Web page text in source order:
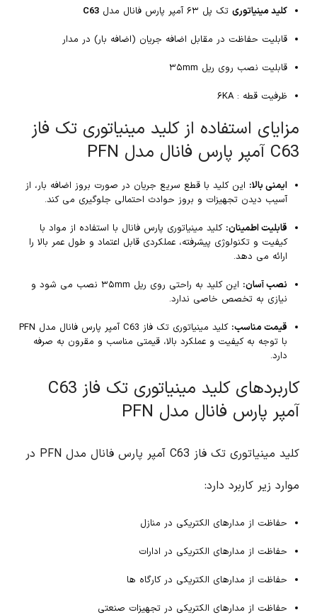
کلید مینیاتوری تک پل ۶۳ آمپر پارس فانال مدل
C63
قابلیت حفاظت در مقابل اضافه جریان (اضافه بار) در مدار
قابلیت نصب روی ریل ۳۵mm
ظرفیت قطه : ۶KA
مزایای استفاده از کلید مینیاتوری تک فاز
C63 آمپر پارس فانال مدل PFN
ایمنی بالا: این کلید با قطع سریع جریان در صورت بروز اضافه بار، از
آسیب دیدن تجهیزات و بروز حوادث احتمالی جلوگیری می کند.
قابلیت اطمینان: کلید مینیاتوری پارس فانال با استفاده از مواد با
کیفیت و تکنولوژی پیشرفته، عملکردی قابل اعتماد و طول عمر بالا را
ارائه می دهد.
نصب آسان:
این کلید به راحتی روی ریل ۳۵mm نصب می شود و
نیازی به تخصص خاصی ندارد.
قیمت مناسب:
کلید مینیاتوری تک فاز C63 آمپر پارس فانال مدل PFN
با توجه به کیفیت و عملکرد بالا، قیمتی مناسب و مقرون به صرفه
دارد.
کاربردهای کلید مینیاتوری تک فاز C63
آمپر پارس فانال مدل PFN
کلید مینیاتوری تک فاز C63 آمپر پارس فانال مدل PFN در
موارد زیر کاربرد دارد:
حفاظت از مدارهای الکتریکی در منازل
حفاظت از مدارهای الکتریکی در ادارات
حفاظت از مدارهای الکتریکی در کارگاه ها
حفاظت از مدارهای الکتریکی در تجهیزات صنعتی